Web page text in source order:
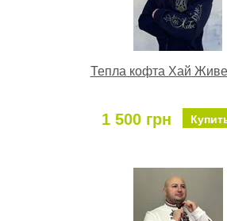
Тепла кофта Хай Живе
1 500 грн